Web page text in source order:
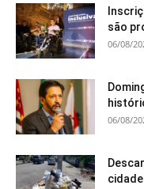
são
06/08/
06/08/
cidade